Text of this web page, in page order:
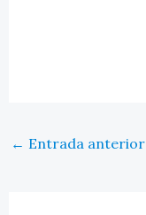
← Entrada anterior